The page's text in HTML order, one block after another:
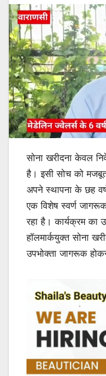
सोना खरीदना केवल
है। इसी सोच को
अपने स्थापना के छह
एक विशेष स्वर्ण
रहा है। कार्यक्रम का
हॉलमार्कयुक्त सोना
उपभोक्ता जागरूक